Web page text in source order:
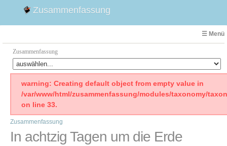
Zusammenfassung
☰ Menü
Zusammenfassung
Faust
Willhelm Tell
Emilia Galotti
1. Weltkrieg Zusammenfassung
warning: Creating default object from empty value in
/var/www/html/zusammenfassung/modules/taxonomy/
on line 33.
Zusammenfassung
In achtzig Tagen um die Erde